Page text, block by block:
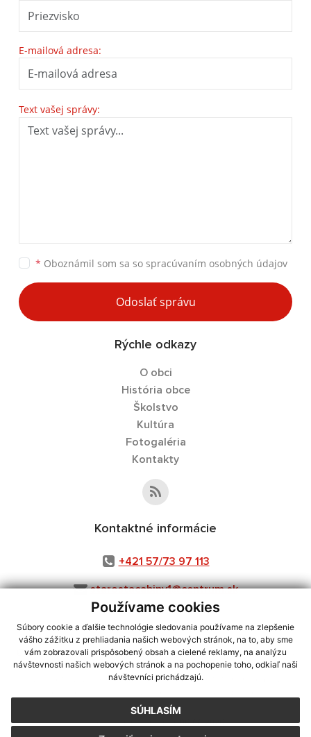
Používame cookies
Súbory cookie a ďalšie technológie sledovania používame na zlepšenie
vášho zážitku z prehliadania našich webových stránok, na to, aby sme
vám zobrazovali prispôsobený obsah a cielené reklamy, na analýzu
návštevnosti našich webových stránok a na pochopenie toho, odkiaľ naši
návštevníci prichádzajú.
SÚHLASÍM
E-mailová adresa:
Text vašej správy:
* Oboznámil som sa so spracúvaním osobných údajov
Odoslať správu
Rýchle odkazy
O obci
História obce
Školstvo
Kultúra
Fotogaléria
Kontakty
Kontaktné informácie
+421 57/73 97 113
starostacabiny1@centrum.sk
využite možnosť získavania aktuálnych informácií s využitím RSS
CMS systém (redakčný) systém ECHELON 2,Mapa stránok,web portál
webex.digital, s.r.o.,domény,registrácia domény
Posledná aktualizácia:06.08.2026